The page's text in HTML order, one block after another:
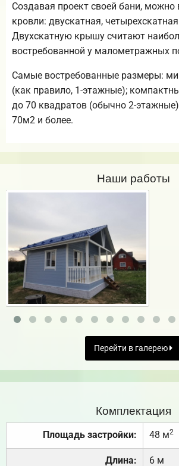
Создавая проект своей бани,
кровли: двускатная,
Двухскатную крышу считают
востребованной у малометражных
Самые востребованные размеры:
(как правило, 1-этажные);
до 70 квадратов (обычно 2-
70м2 и более.
Наши работы
Перейти в галерею
Комплектация
Площадь застройки: 48 м2
Длина: 6 м